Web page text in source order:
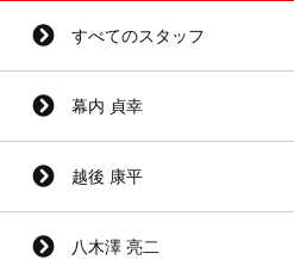
すべてのスタッフ
幕内 貞幸
越後 康平
八木澤 亮二